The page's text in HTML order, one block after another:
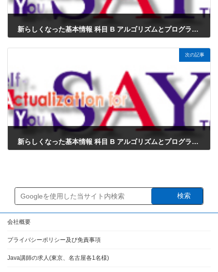
新らしくなった基本情報 科目 B アルゴリズムとプログラミング サンプル問題1をJavaにしてみました
2023年3月2日
次の記事
新らしくなった基本情報 科目 B アルゴリズムとプログラミング サンプル問題3をJavaにしてみました
検索
会社概要
プライバシーポリシー及び免責事項
Java講師の求人(東京、名古屋各1名様)